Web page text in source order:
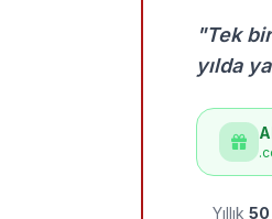
"Tek
yılda
Yıllık 50